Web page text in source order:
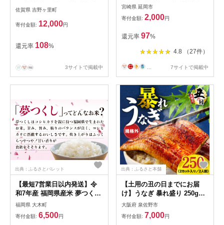
佐賀県 吉野ヶ里町
寄付金額: 12,000円
還元率 108%
3サイトで掲載中
ット N067-YZA0139
宮崎県 延岡市
寄付金額: 2,000円
還元率 97%
4.8 （27件）
7サイトで掲載中
出典：ふるさとパレット
【最短7営業日以内発送】令
和7年産 福岡県産米 夢つくし
5kg 精米 ※北海道・沖縄・離
島は配送不可
福岡県 大木町
寄付金額: 6,500円
出典：ふるさと本舗
【土用の丑の日までにお届
け】うなぎ 暴れ盛り 250g（2
カット）【規格外 お試し 鰻
かば焼き 簡単調理 訳あり サ
イズ不揃い 人気 惣菜 うな重
大阪府 泉佐野市
寄付金額: 7,000円